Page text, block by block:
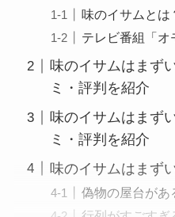
味のイサムとは
テレビ番組「
味のイサムはまず
ミ・評判を紹介
味のイサムはまず
ミ・評判を紹介
味のイサムはまず
偽物の屋台があ